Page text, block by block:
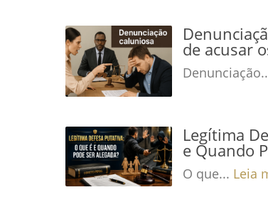
de acusar
Legítima
e Quando
O que... Leia